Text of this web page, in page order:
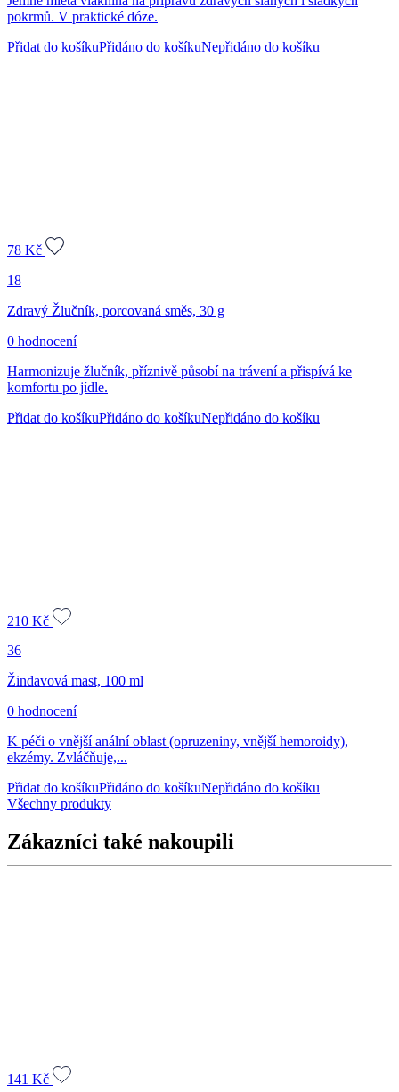
pokrmů. V praktické dóze.
Přidat do košíkuPřidáno do košíkuNepřidáno do košíku
78 Kč
18
Zdravý Žlučník, porcovaná směs, 30 g
0 hodnocení
Harmonizuje žlučník, příznivě působí na trávení a přispívá ke
komfortu po jídle.
Přidat do košíkuPřidáno do košíkuNepřidáno do košíku
210 Kč
36
Žindavová mast, 100 ml
0 hodnocení
K péči o vnější anální oblast (opruzeniny, vnější hemoroidy),
ekzémy. Zvláčňuje,...
Přidat do košíkuPřidáno do košíkuNepřidáno do košíku
Všechny produkty
Zákazníci také nakoupili
141 Kč